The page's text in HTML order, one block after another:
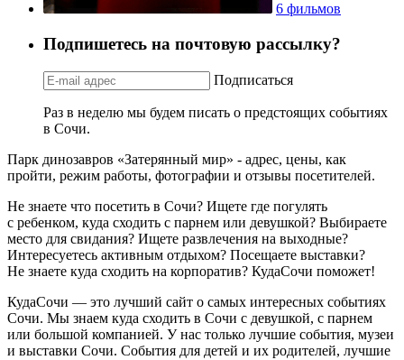
6 фильмов
Подпишетесь на почтовую рассылку?
Подписаться
Раз в неделю мы будем писать о предстоящих событиях
в Сочи.
Парк динозавров «Затерянный мир» - адрес, цены, как
пройти, режим работы, фотографии и отзывы посетителей.
Не знаете что посетить в Сочи? Ищете где погулять
с ребенком, куда сходить с парнем или девушкой? Выбираете
место для свидания? Ищете развлечения на выходные?
Интересуетесь активным отдыхом? Посещаете выставки?
Не знаете куда сходить на корпоратив? КудаСочи поможет!
КудаСочи — это лучший сайт о самых интересных событиях
Сочи. Мы знаем куда сходить в Сочи с девушкой, с парнем
или большой компанией. У нас только лучшие события, музеи
и выставки Сочи. События для детей и их родителей, лучшие